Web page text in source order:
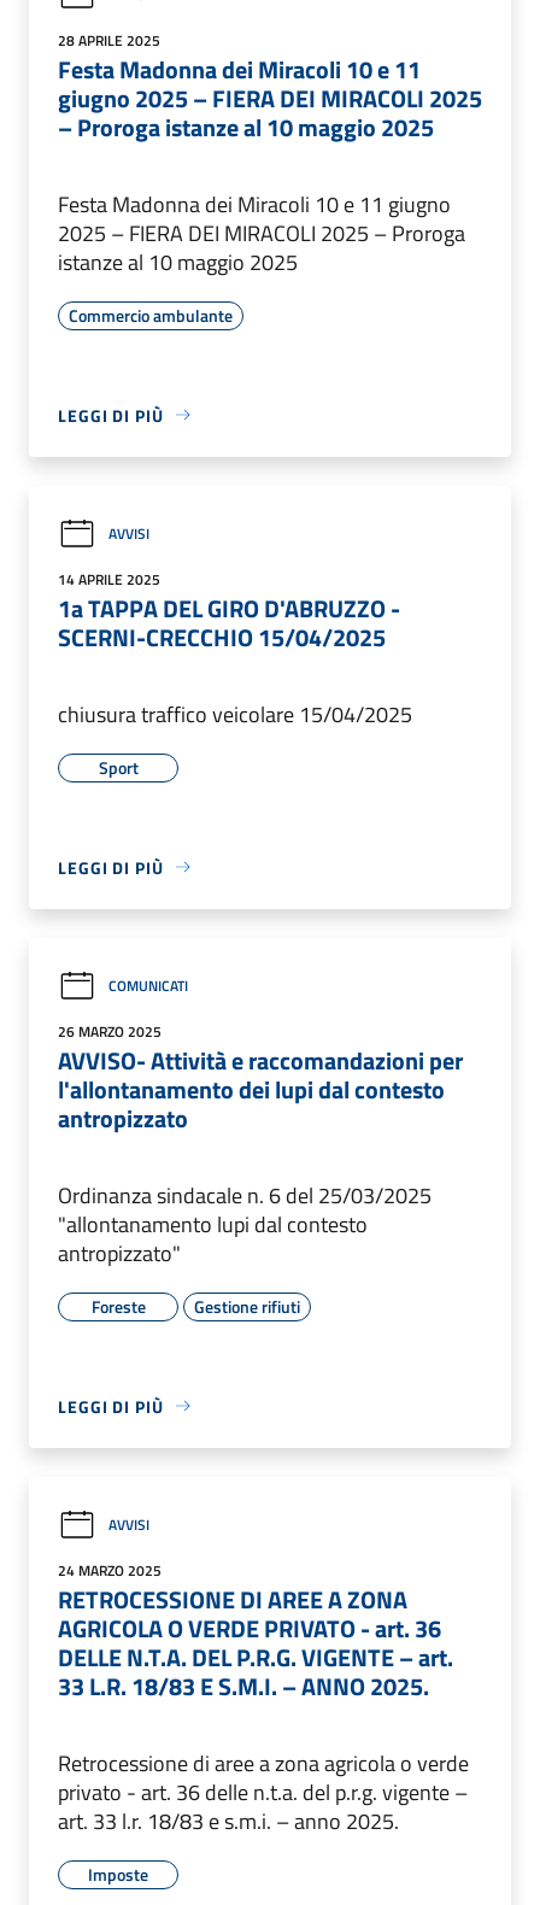
28 APRILE 2025
Festa Madonna dei Miracoli 10 e 11
giugno 2025 – FIERA DEI MIRACOLI 2025
– Proroga istanze al 10 maggio 2025
Festa Madonna dei Miracoli 10 e 11 giugno
2025 – FIERA DEI MIRACOLI 2025 – Proroga
istanze al 10 maggio 2025
Commercio ambulante
LEGGI DI PIÙ
AVVISI
14 APRILE 2025
1a TAPPA DEL GIRO D'ABRUZZO -
SCERNI-CRECCHIO 15/04/2025
chiusura traffico veicolare 15/04/2025
Sport
LEGGI DI PIÙ
COMUNICATI
26 MARZO 2025
AVVISO- Attività e raccomandazioni per
l'allontanamento dei lupi dal contesto
antropizzato
Ordinanza sindacale n. 6 del 25/03/2025
"allontanamento lupi dal contesto
antropizzato"
Foreste Gestione rifiuti
LEGGI DI PIÙ
AVVISI
24 MARZO 2025
RETROCESSIONE DI AREE A ZONA
AGRICOLA O VERDE PRIVATO - art. 36
DELLE N.T.A. DEL P.R.G. VIGENTE – art.
33 L.R. 18/83 E S.M.I. – ANNO 2025.
Retrocessione di aree a zona agricola o verde
privato - art. 36 delle n.t.a. del p.r.g. vigente –
art. 33 l.r. 18/83 e s.m.i. – anno 2025.
Imposte